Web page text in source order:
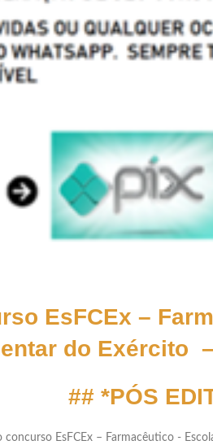
EsFCEx –
do Exército
## *PÓS
concurso EsFCEx – Farmacêutico -